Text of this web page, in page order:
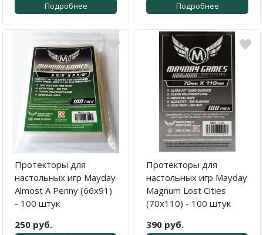
Подробнее Подробнее
Протекторы для
настольных игр Mayday
Almost A Penny (66x91)
- 100 штук
250 руб.
Протекторы для
настольных игр Mayday
Magnum Lost Cities
(70x110) - 100 штук
390 руб.